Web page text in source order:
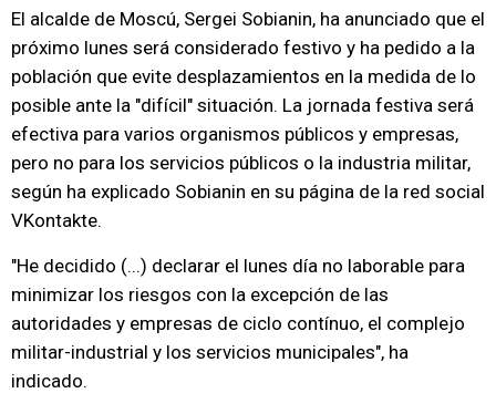
El alcalde de Moscú, Sergei Sobianin, ha anunciado que el
próximo lunes será considerado festivo y ha pedido a la
población que evite desplazamientos en la medida de lo
posible ante la "difícil" situación. La jornada festiva será
efectiva para varios organismos públicos y empresas,
pero no para los servicios públicos o la industria militar,
según ha explicado Sobianin en su página de la red social
VKontakte.
"He decidido (...) declarar el lunes día no laborable para
minimizar los riesgos con la excepción de las
autoridades y empresas de ciclo contínuo, el complejo
militar-industrial y los servicios municipales", ha
indicado.